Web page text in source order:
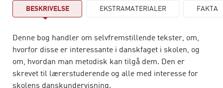
BESKRIVELSE EKSTRAMATERIALER FAKTA
Denne bog handler om selvfremstillende tekster, om,
hvorfor disse er interessante i danskfaget i skolen, og
om, hvordan man metodisk kan tilgå dem. Den er
skrevet til lærerstuderende og alle med interesse for
skolens danskundervisning.